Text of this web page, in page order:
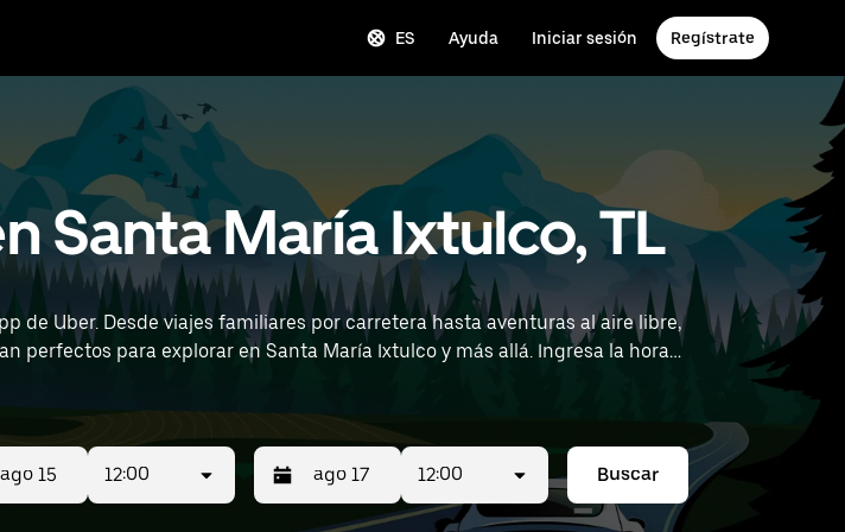
ES Ayuda Iniciar sesión Regístrate
Santa María Ixtulco, TL
de Uber. Desde viajes familiares por carretera hasta aventuras al aire libre,
para explorar en Santa María Ixtulco y más allá. Ingresa la hora y
ver rentas de SUV cerca de ti.
12:00 12:00 Buscar